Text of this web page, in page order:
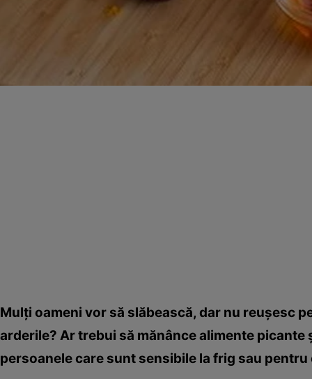
Mulţi oameni vor să slăbească, dar nu reuşesc
arderile? Ar trebui să mănânce alimente
persoanele care sunt sensibile la frig sau